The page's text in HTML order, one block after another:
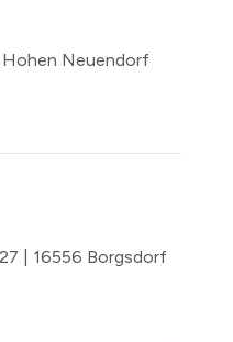
Neuendorf
| 16556 Borgsdorf